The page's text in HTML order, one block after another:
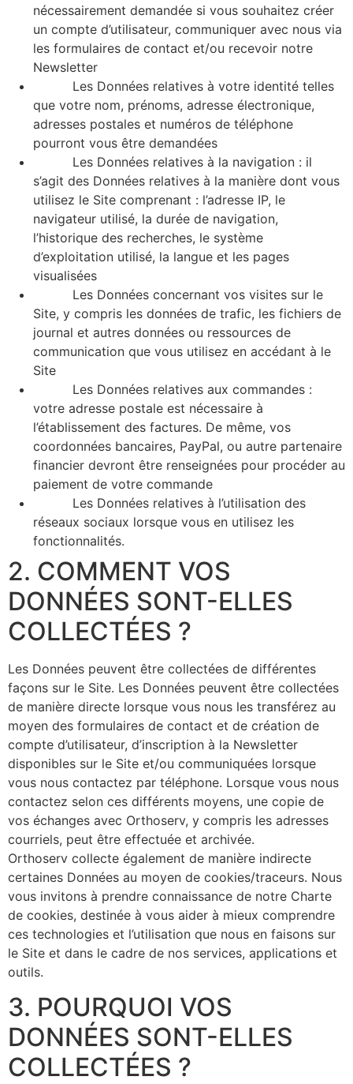
nécessairement demandée si vous souhaitez créer
un compte d’utilisateur, communiquer avec nous via
les formulaires de contact et/ou recevoir notre
Newsletter
Les Données relatives à votre identité telles
que votre nom, prénoms, adresse électronique,
adresses postales et numéros de téléphone
pourront vous être demandées
Les Données relatives à la navigation : il
s’agit des Données relatives à la manière dont vous
utilisez le Site comprenant : l’adresse IP, le
navigateur utilisé, la durée de navigation,
l’historique des recherches, le système
d’exploitation utilisé, la langue et les pages
visualisées
Les Données concernant vos visites sur le
Site, y compris les données de trafic, les fichiers de
journal et autres données ou ressources de
communication que vous utilisez en accédant à le
Site
Les Données relatives aux commandes :
votre adresse postale est nécessaire à
l’établissement des factures. De même, vos
coordonnées bancaires, PayPal, ou autre partenaire
financier devront être renseignées pour procéder au
paiement de votre commande
Les Données relatives à l’utilisation des
réseaux sociaux lorsque vous en utilisez les
fonctionnalités.
2. COMMENT VOS
DONNÉES SONT-ELLES
COLLECTÉES ?
Les Données peuvent être collectées de différentes
façons sur le Site. Les Données peuvent être collectées
de manière directe lorsque vous nous les transférez au
moyen des formulaires de contact et de création de
compte d’utilisateur, d’inscription à la Newsletter
disponibles sur le Site et/ou communiquées lorsque
vous nous contactez par téléphone. Lorsque vous nous
contactez selon ces différents moyens, une copie de
vos échanges avec Orthoserv, y compris les adresses
courriels, peut être effectuée et archivée.
Orthoserv collecte également de manière indirecte
certaines Données au moyen de cookies/traceurs. Nous
vous invitons à prendre connaissance de notre Charte
de cookies, destinée à vous aider à mieux comprendre
ces technologies et l’utilisation que nous en faisons sur
le Site et dans le cadre de nos services, applications et
outils.
3. POURQUOI VOS
DONNÉES SONT-ELLES
COLLECTÉES ?